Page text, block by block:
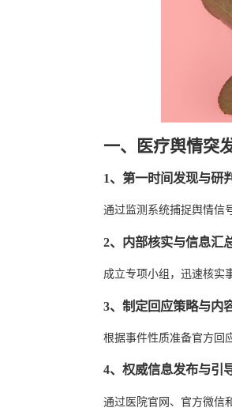
一、医疗舆情突
1、第一时间发现与研
通过监测系统捕捉舆情信
2、内部核实与信息汇
成立专项小组，迅速核实
3、制定回应策略与内
根据事件性质准备官方回
4、权威信息发布与引
通过医院官网、官方微信